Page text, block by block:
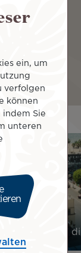
Flüge in
ein, um
verfolgen
können
indem Sie
unteren